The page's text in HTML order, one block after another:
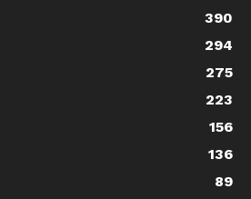
390
294
275
223
156
136
89